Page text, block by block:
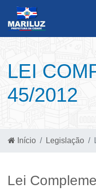
LEI
45/2012
Início Legislação
Lei